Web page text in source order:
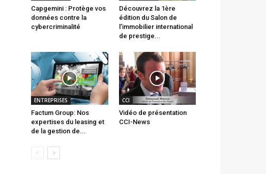
Capgemini : Protège vos
données contre la
cybercriminalité
Découvrez la 1ère
édition du Salon de
l’immobilier international
de prestige...
ENTREPRISES
Factum Group: Nos
expertises du leasing et
de la gestion de...
CCI
Vidéo de présentation
CCI-News